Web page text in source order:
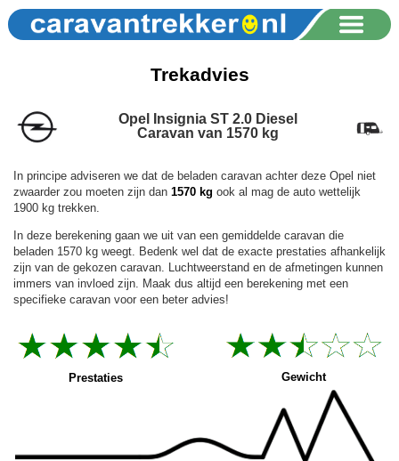
Trekadvies
Opel Insignia ST 2.0 Diesel
Caravan van 1570 kg
In principe adviseren we dat de beladen caravan achter deze Opel niet
zwaarder zou moeten zijn dan 1570 kg ook al mag de auto wettelijk
1900 kg trekken.
In deze berekening gaan we uit van een gemiddelde caravan die
beladen 1570 kg weegt. Bedenk wel dat de exacte prestaties afhankelijk
zijn van de gekozen caravan. Luchtweerstand en de afmetingen kunnen
immers van invloed zijn. Maak dus altijd een berekening met een
specifieke caravan voor een beter advies!
Prestaties Gewicht